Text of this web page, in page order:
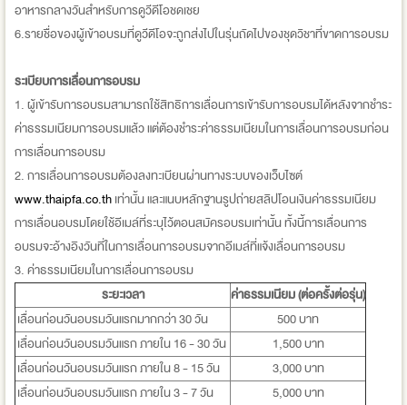
อาหารกลางวันสำหรับการดูวีดีโอชดเชย
6.รายชื่อของผู้เข้าอบรมที่ดูวีดีโอจะถูกส่งไปในรุ่นถัดไปของชุดวิชาที่ขาดการอบรม
ระเบียบการเลื่อนการอบรม
1. ผู้เข้ารับการอบรมสามารถใช้สิทธิการเลื่อนการเข้ารับการอบรมได้หลังจากชำระ
ค่าธรรมเนียมการอบรมแล้ว แต่ต้องชำระค่าธรรมเนียมในการเลื่อนการอบรมก่อน
การเลื่อนการอบรม
2. การเลื่อนการอบรมต้องลงทะเบียนผ่านทางระบบของเว็บไซต์
www.thaipfa.co.thเท่านั้น และแนบหลักฐานรูปถ่ายสลิปโอนเงินค่าธรรมเนียม
การเลื่อนอบรมโดยใช้อีเมล์ที่ระบุไว้ตอนสมัครอบรมเท่านั้น ทั้งนี้การเลื่อนการ
อบรมจะอ้างอิงวันที่ในการเลื่อนการอบรมจากอีเมล์ที่แจ้งเลื่อนการอบรม
3. ค่าธรรมเนียมในการเลื่อนการอบรม
ระยะเวลา
ค่าธรรมเนียม (ต่อครั้งต่อรุ่น)
เลื่อนก่อนวันอบรมวันแรกมากกว่า 30 วัน
500 บาท
เลื่อนก่อนวันอบรมวันแรก ภายใน 16 - 30 วัน
1,500 บาท
เลื่อนก่อนวันอบรมวันแรก ภายใน 8 - 15 วัน
3,000 บาท
เลื่อนก่อนวันอบรมวันแรก ภายใน 3 - 7 วัน
5,000 บาท